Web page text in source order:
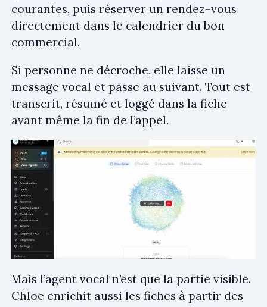
courantes, puis réserver un rendez-vous
directement dans le calendrier du bon
commercial.
Si personne ne décroche, elle laisse un
message vocal et passe au suivant. Tout est
transcrit, résumé et loggé dans la fiche
avant même la fin de l’appel.
Mais l’agent vocal n’est que la partie visible.
Chloe enrichit aussi les fiches à partir des